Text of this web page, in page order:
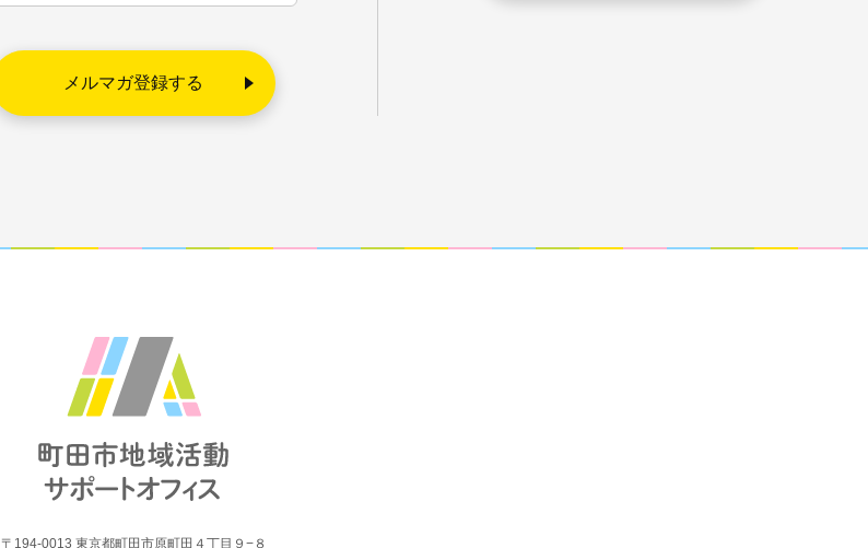
〒194-0013 東京都町田市原町田４丁目９−８